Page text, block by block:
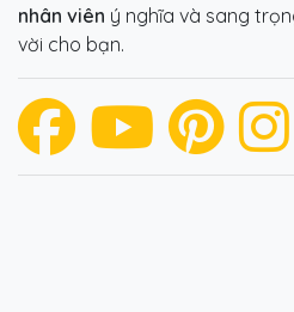
nhân viên ý nghĩa và sang
vời cho bạn.